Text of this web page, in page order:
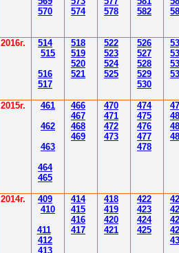
570
574
578
582
2016г.
514
515
516
517
518
519
520
521
522
523
524
525
526
527
528
529
530
2015г. 461
462
463
464
465
466
467
468
469
470
471
472
473
474
475
476
477
478
2014г. 409
410
411
412
413
414
415
416
417
418
419
420
421
422
423
424
425